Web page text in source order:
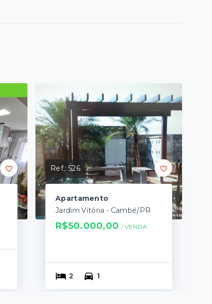
Ref.:526
Apartamento
Jardim Vitória - Cambé/PR
R$50.000,00 / VENDA
2 1